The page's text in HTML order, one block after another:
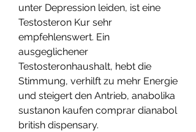
unter Depression leiden, ist eine
Testosteron Kur sehr
empfehlenswert. Ein
ausgeglichener
Testosteronhaushalt, hebt die
Stimmung, verhilft zu mehr Energie
und steigert den Antrieb, anabolika
sustanon kaufen comprar dianabol
british dispensary.